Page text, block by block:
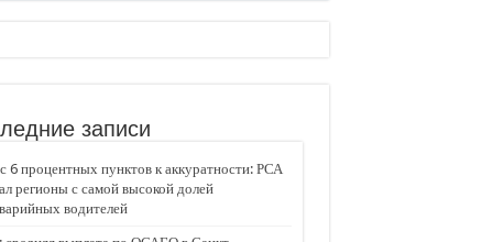
«Движение»
записи
6 процентных пунктов к аккуратности: РСА
регионы с самой высокой долей
водителей